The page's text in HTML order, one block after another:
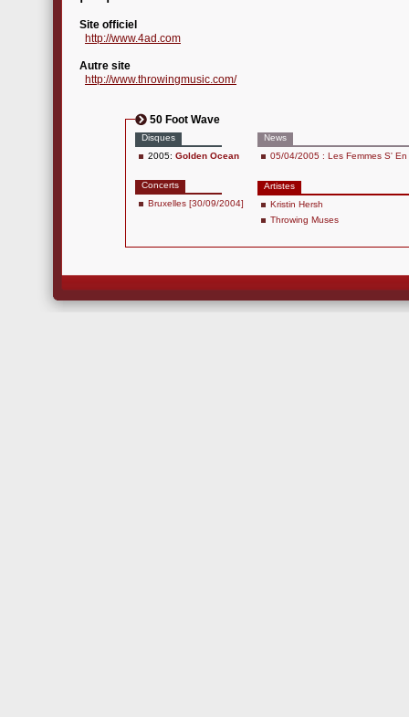
Site officiel
http://www.4ad.com
Autre site
http://www.throwingmusic.com/
50 Foot Wave
Disques
2005: Golden Ocean
Concerts
Bruxelles [30/09/2004]
News
05/04/2005 : Les Femmes S'
Artistes
Kristin Hersh
Throwing Muses